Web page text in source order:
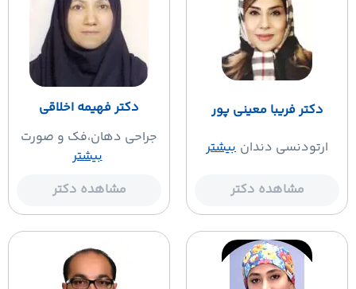
دکتر فریبا معینی پور
ارتودنسی دندان بیشتر
مشاهده دکتر
دکتر فهیمه اخلاقی
جراحی دهان،فک و صورت
بیشتر
مشاهده دکتر